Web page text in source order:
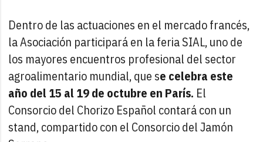
Dentro de las actuaciones en el mercado francés,
la Asociación participará en la feria SIAL, uno de
los mayores encuentros profesional del sector
agroalimentario mundial, que se celebra este
año del 15 al 19 de octubre en París. El
Consorcio del Chorizo Español contará con un
stand, compartido con el Consorcio del Jamón